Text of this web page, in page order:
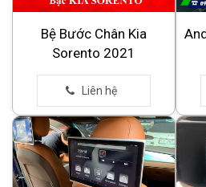
Bệ Bước Chân Kia
Sorento 2021